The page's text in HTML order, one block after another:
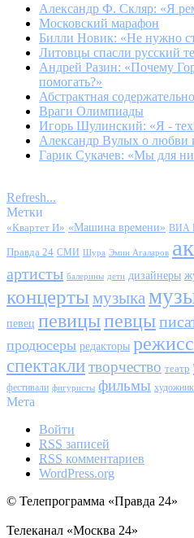
Александр Ф. Скляр: «Я
Московский марафон
Билли Новик: «Не нужно
Литовцы спасли русский
Андрей Разин: «Почему
помогать?»
Абстрактная
Враги Олимпиады
Игорь Шулинский: «Я -
Александр Вулых о
Гарик Сукачев: «Мы для
Refresh...
Метки
«Квартет И» «Машина времени» ВИА
Правда 24 СМИ Шура Эмин Агаларов
артисты балерины дети дизайнеры
концерты музыка
певец певицыпевцы
продюсеры редакторы
спектаклитворчество театр
фестивали фигуристы фильмы
Мета
Войти
RSS записей
RSS комментариев
WordPress.org
© Телепрограмма «Правда 24»
Телеканал «Москва 24»